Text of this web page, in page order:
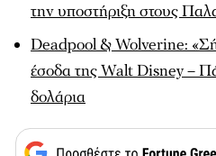
την υποστήριξη στους
Deadpool & Wolverine:
έσοδα της Walt Disney –
δολάρια